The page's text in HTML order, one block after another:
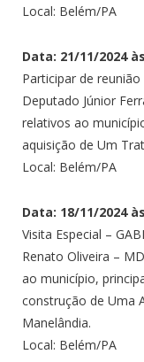
Local: Belém/PA
Data: 21/11/2024
Participar de reunião
Deputado Júnior
relativos ao
aquisição de Um
Local: Belém/PA
Data: 18/11/2024
Visita Especial –
Renato Oliveira –
ao município,
construção de Uma
Manelândia.
Local: Belém/PA